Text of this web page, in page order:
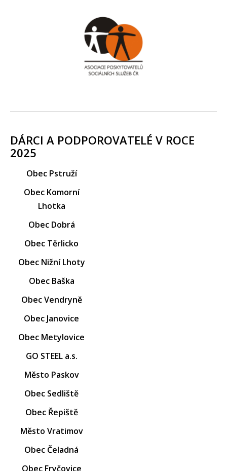
DÁRCI A PODPOROVATELÉ V ROCE
2025
Obec Pstruží
Obec Komorní
Lhotka
Obec Dobrá
Obec Těrlicko
Obec Nižní Lhoty
Obec Baška
Obec Vendryně
Obec Janovice
Obec Metylovice
GO STEEL a.s.
Město Paskov
Obec Sedliště
Obec Řepiště
Město Vratimov
Obec Čeladná
Obec Fryčovice